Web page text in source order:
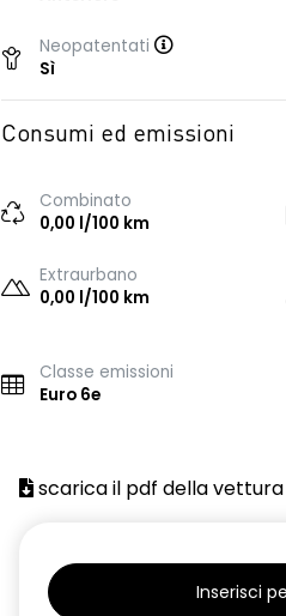
Neopatentati
Sì
Consumi ed emissioni
Combinato
0,00 l/100 km
Extraurbano
0,00 l/100 km
Classe emissioni
Euro 6e
scarica il pdf della vettura
Inserisci